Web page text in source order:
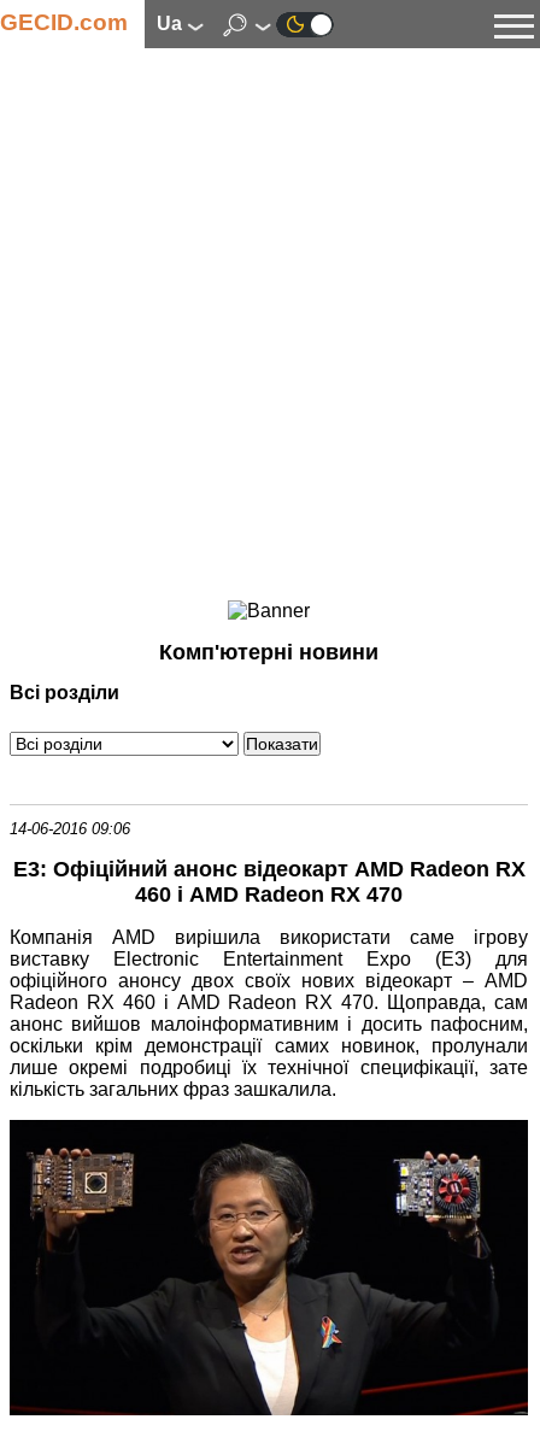
GECID.com ua
Смартфони
Периферія
Програмне забезпечення
Комп'ютерні новини
Всі розділи
14-06-2016 09:06
E3: Офіційний анонс відеокарт AMD Radeon RX
460 і AMD Radeon RX 470
Компанія AMD вирішила використати саме ігрову
виставку Electronic Entertainment Expo (E3) для
офіційного анонсу двох своїх нових відеокарт – AMD
Radeon RX 460 і AMD Radeon RX 470. Щоправда, сам
анонс вийшов малоінформативним і досить пафосним,
оскільки крім демонстрації самих новинок, пролунали
лише окремі подробиці їх технічної специфікації, зате
кількість загальних фраз зашкалила.